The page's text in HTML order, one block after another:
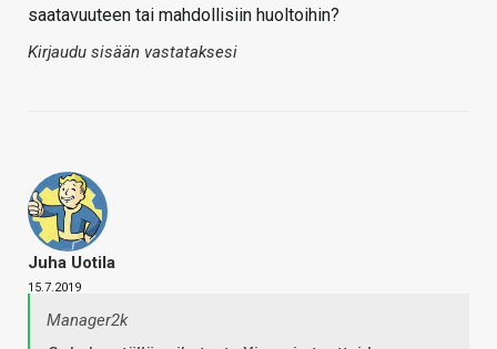
saatavuuteen tai mahdollisiin huoltoihin?
Kirjaudu sisään vastataksesi
Juha Uotila
15.7.2019
Manager2k